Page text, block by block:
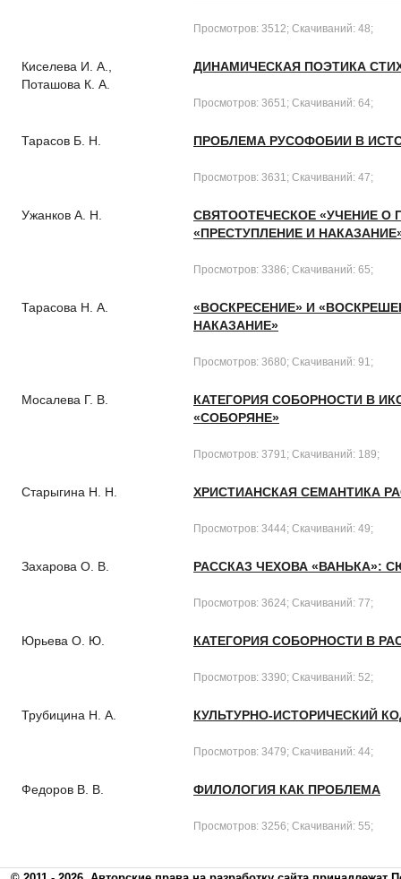
Просмотров: 3512; Скачиваний: 48;
Киселева И. А.,
Поташова К. А.
ДИНАМИЧЕСКАЯ ПОЭТИКА
Просмотров: 3651; Скачиваний: 64;
Тарасов Б. Н. ПРОБЛЕМА РУСОФОБИИ В
Просмотров: 3631; Скачиваний: 47;
Ужанков А. Н.
СВЯТООТЕЧЕСКОЕ «УЧЕНИЕ О
«ПРЕСТУПЛЕНИЕ И
Просмотров: 3386; Скачиваний: 65;
Тарасова Н. А.
«ВОСКРЕСЕНИЕ» И
НАКАЗАНИЕ»
Просмотров: 3680; Скачиваний: 91;
Мосалева Г. В.
КАТЕГОРИЯ СОБОРНОСТИ В
«СОБОРЯНЕ»
Просмотров: 3791; Скачиваний: 189;
Старыгина Н. Н. ХРИСТИАНСКАЯ СЕМАНТИКА
Просмотров: 3444; Скачиваний: 49;
Захарова О. В. РАССКАЗ ЧЕХОВА «ВАНЬКА»:
Просмотров: 3624; Скачиваний: 77;
Юрьева О. Ю. КАТЕГОРИЯ СОБОРНОСТИ В
Просмотров: 3390; Скачиваний: 52;
Трубицина Н. А. КУЛЬТУРНО-ИСТОРИЧЕСКИЙ
Просмотров: 3479; Скачиваний: 44;
Федоров В. В. ФИЛОЛОГИЯ КАК ПРОБЛЕМА
Просмотров: 3256; Скачиваний: 55;